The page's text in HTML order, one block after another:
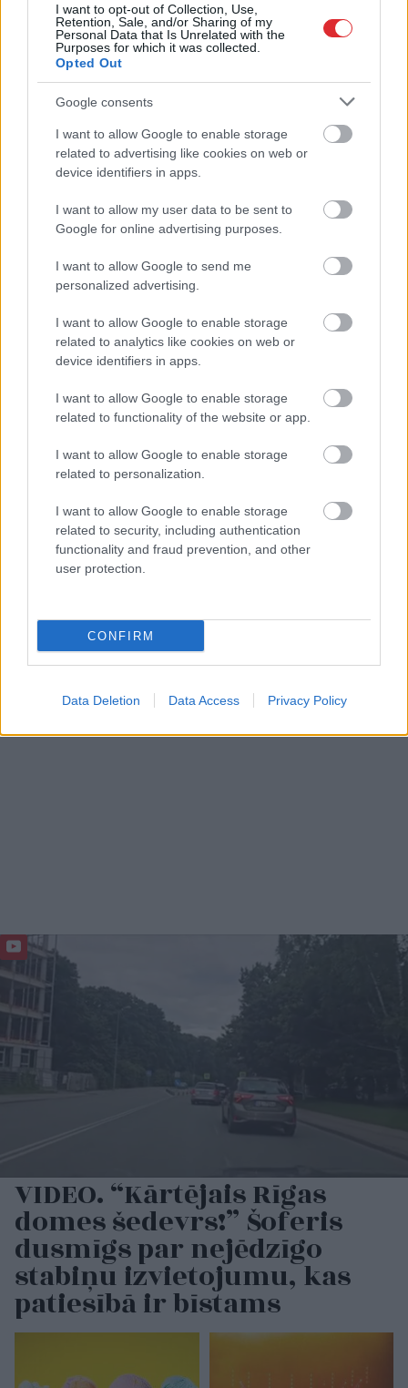
I want to opt-out of Collection, Use,
Retention, Sale, and/or Sharing of my
Personal Data that Is Unrelated with the
Purposes for which it was collected.
Opted Out
Google consents
I want to allow Google to enable storage
related to advertising like cookies on web or
device identifiers in apps.
I want to allow my user data to be sent to
Google for online advertising purposes.
I want to allow Google to send me
personalized advertising.
I want to allow Google to enable storage
related to analytics like cookies on web or
device identifiers in apps.
I want to allow Google to enable storage
related to functionality of the website or app.
I want to allow Google to enable storage
related to personalization.
I want to allow Google to enable storage
related to security, including authentication
functionality and fraud prevention, and other
user protection.
CONFIRM
Data Deletion Data Access Privacy Policy
Ceļmalā ieraudzīji zirņu
lauku – vai drīkst ieiet un
salasīt kādu saujiņu
ēšanai?
palika!” Sēņotāja mežā
uziet ļoti biedējošu
par Latvijas dabu?
Atpazīsti kokus, augus
VIDEO. “Kārtējais Rīgas
domes šedevrs!” Šoferis
dusmīgs par nejēdzīgo
stabiņu izvietojumu, kas
patiesībā ir bīstams
Atcelt Ziņot